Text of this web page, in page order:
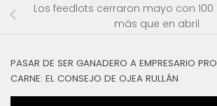
Los feedlots cerraron mayo con
más que en abril
PASAR DE SER GANADERO A EMPRESARIO
CARNE: EL CONSEJO DE OJEA RULLÁN